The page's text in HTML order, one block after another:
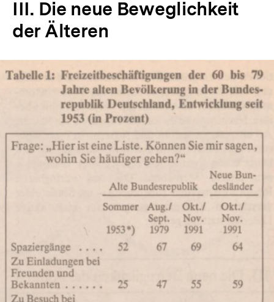
III. Die neue Beweglichkeit
der Älteren